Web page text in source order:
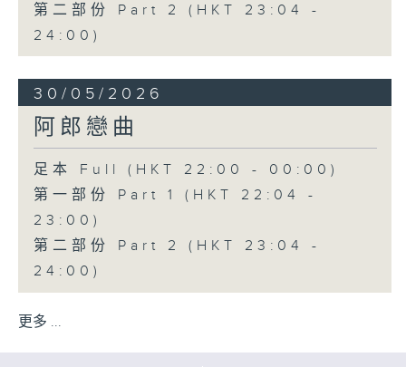
第二部份 Part 2 (HKT 23:04 -
24:00)
30/05/2026
阿郎戀曲
足本 Full (HKT 22:00 - 00:00)
第一部份 Part 1 (HKT 22:04 -
23:00)
第二部份 Part 2 (HKT 23:04 -
24:00)
更多 ...